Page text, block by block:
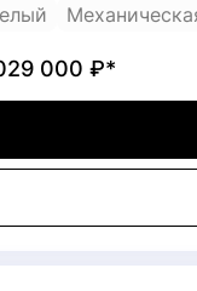
000 ₽*